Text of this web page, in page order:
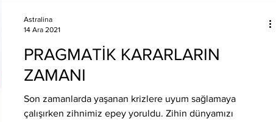
PRAGMATİK KARARLARIN
ZAMANI
Son zamanlarda yaşanan krizlere uyum sağlamaya
çalışırken zihnimiz epey yoruldu. Zihin dünyamızı
Astralina
14 Ara 2021